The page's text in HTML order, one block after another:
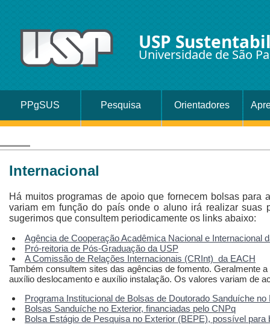
USP
Universidade de São
PPgSUS Pesquisa Orientadores
Internacional
Há muitos programas de apoio que fornecem bolsas
variam em função do país onde o aluno irá realizar suas
sugerimos que consultem periodicamente os links abaixo:
Agência de Cooperação Acadêmica Nacional e Internacional
Pró-reitoria de Pós-Graduação da USP
A Comissão de Relações Internacionais (CRInt) da EACH
Também consultem sites das agências de fomento. Geralmente
auxílio deslocamento e auxílio instalação. Os valores variam de
Programa Institucional de Bolsas de Doutorado Sanduíche
Bolsas Sanduíche no Exterior, financiadas pelo CNPq
Bolsa Estágio de Pesquisa no Exterior (BEPE), possível para